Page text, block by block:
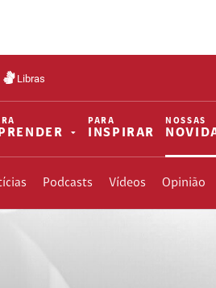
Libras
PARA
INSPIRAR
NOSSAS
Podcasts Vídeos Opinião